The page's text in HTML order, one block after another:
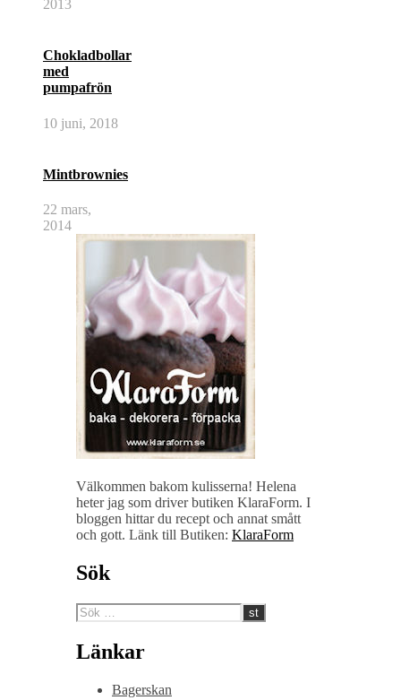
2013
Chokladbollar
med
pumpafrön
10 juni, 2018
Mintbrownies
22 mars,
2014
Välkommen bakom kulisserna! Helena
heter jag som driver butiken KlaraForm. I
bloggen hittar du recept och annat smått
och gott. Länk till Butiken: KlaraForm
Sök
Länkar
Bagerskan